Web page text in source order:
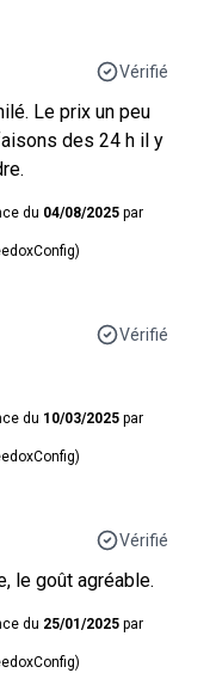
Vérifié
Le prix un peu
des 24 h il y
du 04/08/2025 par
Vérifié
du 10/03/2025 par
Vérifié
le goût agréable.
du 25/01/2025 par